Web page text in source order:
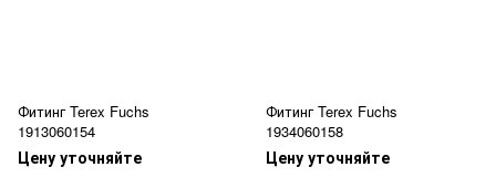
Фитинг Terex Fuchs
1913060154
Цену уточняйте
Фитинг Terex Fuchs
1934060158
Цену уточняйте